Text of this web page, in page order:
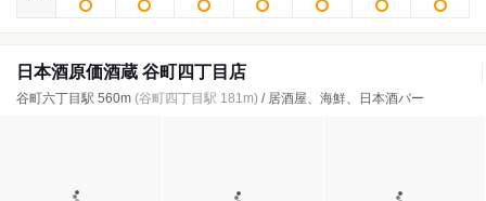
日本酒原価酒蔵 谷町四丁目店
谷町六丁目駅 560m (谷町四丁目駅 181m) / 居酒屋、海鮮、日本酒バー